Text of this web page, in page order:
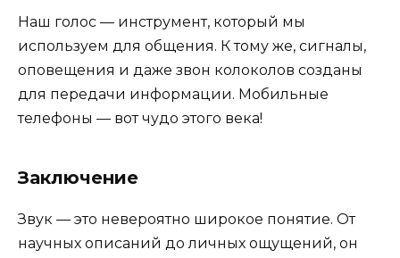
Наш голос — инструмент, который мы
используем для общения. К тому же, сигналы,
оповещения и даже звон колоколов созданы
для передачи информации. Мобильные
телефоны — вот чудо этого века!
Заключение
Звук — это невероятно широкое понятие. От
научных описаний до личных ощущений, он